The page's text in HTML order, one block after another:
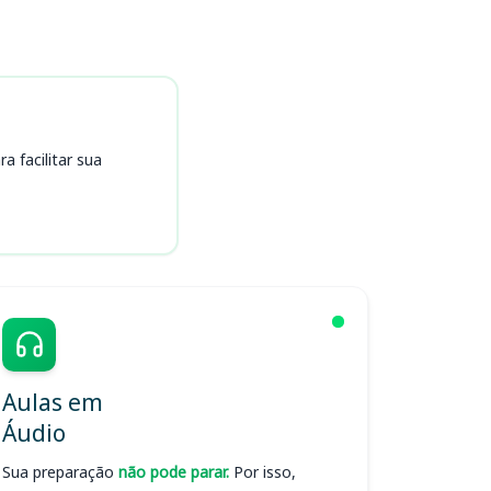
facilitar sua
Aulas em
Áudio
Sua preparação não pode parar. Por isso,